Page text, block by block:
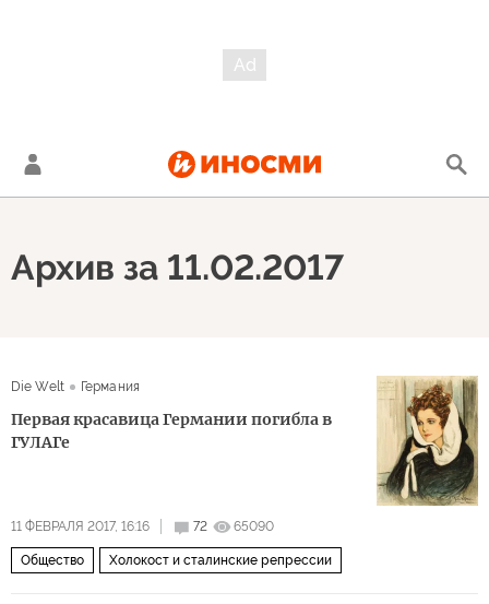
Архив за 11.02.2017
Die Welt Германия
Первая красавица Германии погибла в
ГУЛАГе
11 ФЕВРАЛЯ 2017, 16:16 72 65090
Общество Холокост и сталинские репрессии